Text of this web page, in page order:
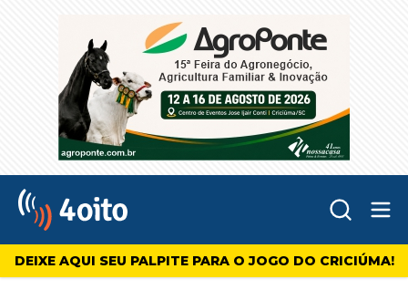
4oito
DEIXE AQUI SEU PALPITE PARA O JOGO DO CRICIÚMA!